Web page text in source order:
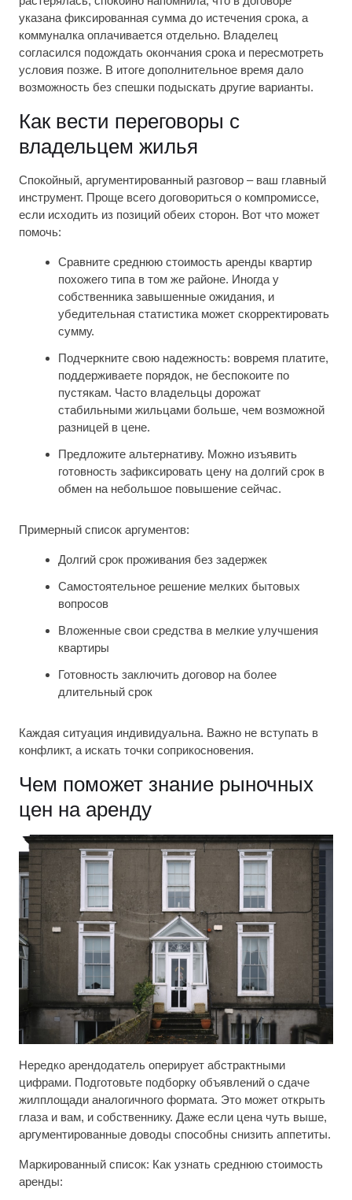
указана фиксированная сумма до истечения срока, а
коммуналка оплачивается отдельно. Владелец
согласился подождать окончания срока и пересмотреть
условия позже. В итоге дополнительное время дало
возможность без спешки подыскать другие варианты.
Как вести переговоры с
владельцем жилья
Спокойный, аргументированный разговор – ваш главный
инструмент. Проще всего договориться о компромиссе,
если исходить из позиций обеих сторон. Вот что может
помочь:
Сравните среднюю стоимость аренды квартир
похожего типа в том же районе. Иногда у
собственника завышенные ожидания, и
убедительная статистика может скорректировать
сумму.
Подчеркните свою надежность: вовремя платите,
поддерживаете порядок, не беспокоите по
пустякам. Часто владельцы дорожат
стабильными жильцами больше, чем возможной
разницей в цене.
Предложите альтернативу. Можно изъявить
готовность зафиксировать цену на долгий срок в
обмен на небольшое повышение сейчас.
Примерный список аргументов:
Долгий срок проживания без задержек
Самостоятельное решение мелких бытовых
вопросов
Вложенные свои средства в мелкие улучшения
квартиры
Готовность заключить договор на более
длительный срок
Каждая ситуация индивидуальна. Важно не вступать в
конфликт, а искать точки соприкосновения.
Чем поможет знание рыночных
цен на аренду
Нередко арендодатель оперирует абстрактными
цифрами. Подготовьте подборку объявлений о сдаче
жилплощади аналогичного формата. Это может открыть
глаза и вам, и собственнику. Даже если цена чуть выше,
аргументированные доводы способны снизить аппетиты.
Маркированный список: Как узнать среднюю стоимость
аренды: